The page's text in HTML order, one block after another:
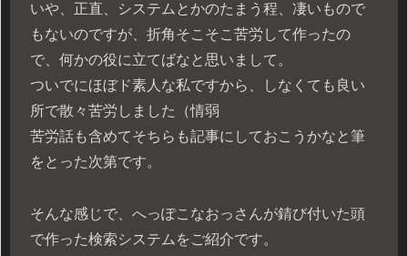
いや、正直、システムとかのたまう程、凄いもので
もないのですが、折角そこそこ苦労して作ったの
で、何かの役に立てばなと思いまして。
ついでにほぼド素人な私ですから、しなくても良い
所で散々苦労しました（情弱
苦労話も含めてそちらも記事にしておこうかなと筆
をとった次第です。
そんな感じで、へっぽこなおっさんが錆び付いた頭
で作った検索システムをご紹介です。